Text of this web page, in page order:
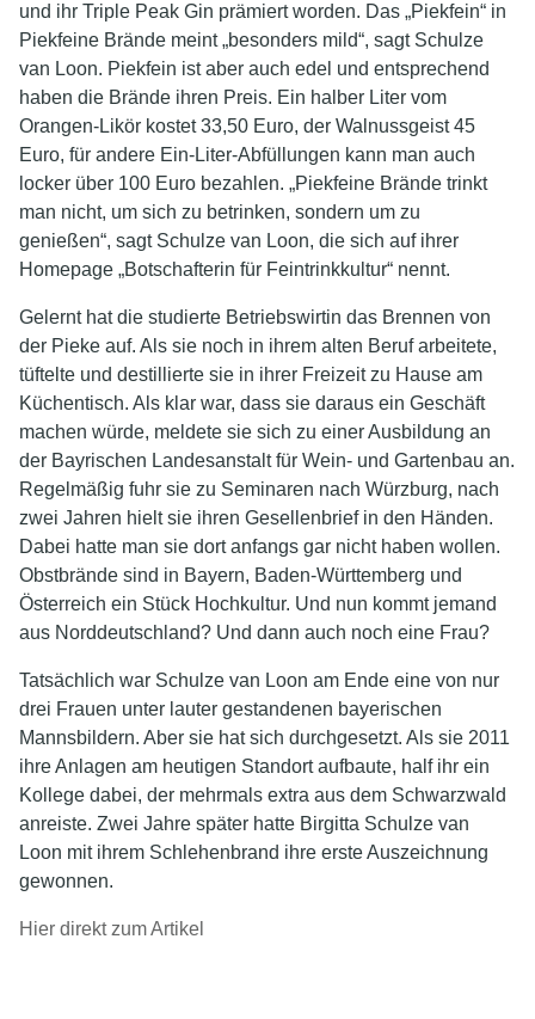
und ihr Triple Peak Gin prämiert worden. Das „Piekfein“ in
Piekfeine Brände meint „besonders mild“, sagt Schulze
van Loon. Piekfein ist aber auch edel und entsprechend
haben die Brände ihren Preis. Ein halber Liter vom
Orangen-Likör kostet 33,50 Euro, der Walnussgeist 45
Euro, für andere Ein-Liter-Abfüllungen kann man auch
locker über 100 Euro bezahlen. „Piekfeine Brände trinkt
man nicht, um sich zu betrinken, sondern um zu
genießen“, sagt Schulze van Loon, die sich auf ihrer
Homepage „Botschafterin für Feintrinkkultur“ nennt.
Gelernt hat die studierte Betriebswirtin das Brennen von
der Pieke auf. Als sie noch in ihrem alten Beruf arbeitete,
tüftelte und destillierte sie in ihrer Freizeit zu Hause am
Küchentisch. Als klar war, dass sie daraus ein Geschäft
machen würde, meldete sie sich zu einer Ausbildung an
der Bayrischen Landesanstalt für Wein- und Gartenbau an.
Regelmäßig fuhr sie zu Seminaren nach Würzburg, nach
zwei Jahren hielt sie ihren Gesellenbrief in den Händen.
Dabei hatte man sie dort anfangs gar nicht haben wollen.
Obstbrände sind in Bayern, Baden-Württemberg und
Österreich ein Stück Hochkultur. Und nun kommt jemand
aus Norddeutschland? Und dann auch noch eine Frau?
Tatsächlich war Schulze van Loon am Ende eine von nur
drei Frauen unter lauter gestandenen bayerischen
Mannsbildern. Aber sie hat sich durchgesetzt. Als sie 2011
ihre Anlagen am heutigen Standort aufbaute, half ihr ein
Kollege dabei, der mehrmals extra aus dem Schwarzwald
anreiste. Zwei Jahre später hatte Birgitta Schulze van
Loon mit ihrem Schlehenbrand ihre erste Auszeichnung
gewonnen.
Hier direkt zum Artikel